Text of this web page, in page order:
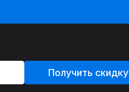
Получить скидку